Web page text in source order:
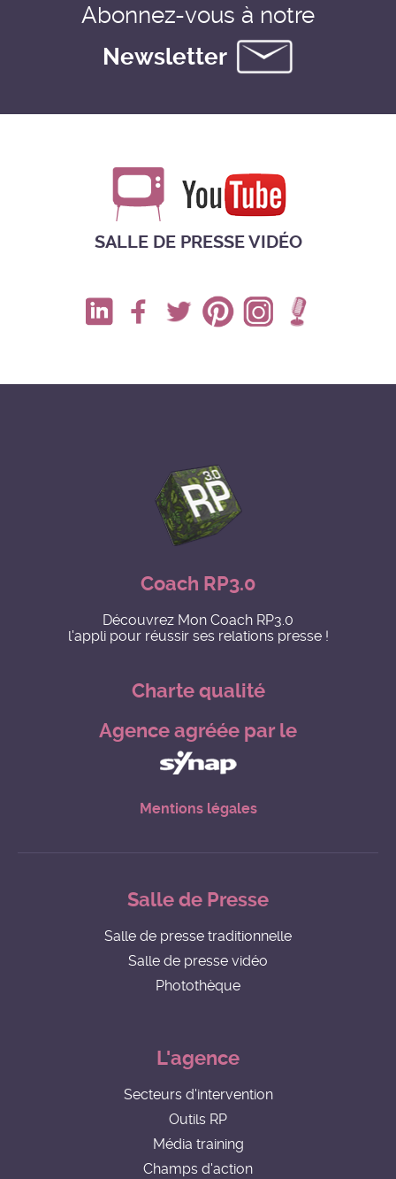
Abonnez-vous à notre
Newsletter
SALLE DE PRESSE VIDÉO
Coach RP3.0
Découvrez Mon Coach RP3.0
l'appli pour réussir ses relations presse !
Charte qualité
Agence agréée par le
Mentions légales
Salle de Presse
Salle de presse traditionnelle
Salle de presse vidéo
Photothèque
L'agence
Secteurs d'intervention
Outils RP
Média training
Champs d'action